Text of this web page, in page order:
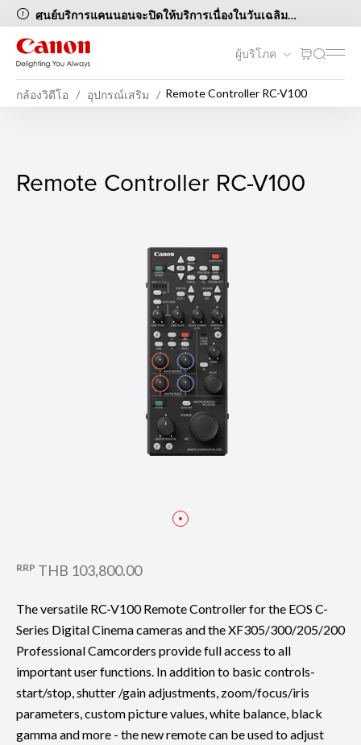
ศูนย์บริการแคนนอนจะปิดให้บริการเนื่องในวันเฉลิม
พระบรมราชชนนีพันปีหลวงและวันแม่แห่งชาติ ในวันที่ 12
สิงหาคม 2569 [..อ่านต่อ..]
ผู้บริโภค
กล้องวิดีโอ อุปกรณ์เสริม Remote Controller RC-V100
Remote Controller RC-V100
Remote Controller RC-V100
RRP THB 103,800.00
The versatile RC-V100 Remote Controller for the EOS C-
Series Digital Cinema cameras and the XF305/300/205/200
Professional Camcorders provide full access to all
important user functions. In addition to basic controls-
start/stop, shutter /gain adjustments, zoom/focus/iris
parameters, custom picture values, white balance, black
gamma and more - the new remote can be used to adjust